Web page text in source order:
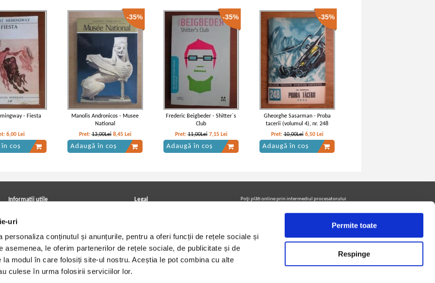
uri
personaliza conținutul și anunțurile, pentru a oferi funcții de rețele sociale și
asemenea, le oferim partenerilor de rețele sociale, de publicitate și de
modul în care folosiți site-ul nostru. Aceștia le pot combina cu alte
culese în urma folosirii serviciilor lor.
Permite toate
Respinge
- Fiesta
6,00 Lei
în coș
-35%
Manolis Andronicos - Musee
National
Pret:13,00Lei 8,45 Lei
Adaugă în coș
-35%
Frederic Beigbeder - Shitter`s
Club
Pret:11,00Lei 7,15 Lei
Adaugă în coș
-35%
Gheorghe Sasarman - Proba
tacerii (volumul 4), nr. 248
Pret:10,00Lei 6,50 Lei
Adaugă în coș
Informatii utile
Achizitii viniluri, casete, CD/DVD
Cum cumpar?
Politica de livrare
Retur comenzi
Angajari - Cariere
Legal
Termeni si conditii
Utilizare cookie-uri
Poţi plăti online prin intermediul procesatorului
Urmăreşte-ne pe facebook pentru a fi la curent cu